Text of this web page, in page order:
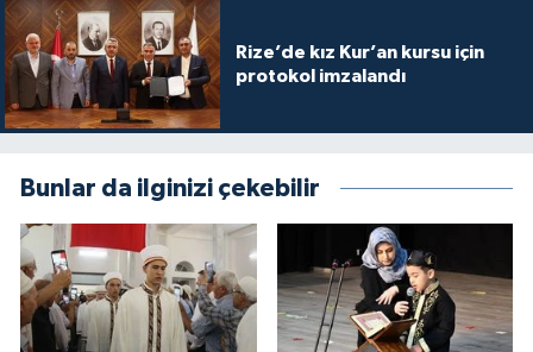
Rize’de kız Kur’an kursu için
protokol imzalandı
Bunlar da ilginizi çekebilir
Niğde Müftülüğü
Ordu Müftülüğü
Osmaniye Müftülüğü
Rize Müftülüğü
Sakarya Müftülüğü